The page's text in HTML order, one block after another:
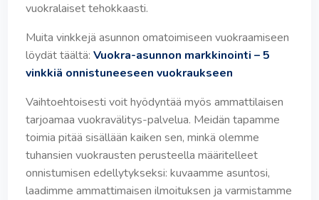
vuokralaiset tehokkaasti.
Muita vinkkejä asunnon omatoimiseen vuokraamiseen
löydät täältä:Vuokra-asunnon markkinointi – 5
vinkkiä onnistuneeseen vuokraukseen
Vaihtoehtoisesti voit hyödyntää myös ammattilaisen
tarjoamaa vuokravälitys-palvelua. Meidän tapamme
toimia pitää sisällään kaiken sen, minkä olemme
tuhansien vuokrausten perusteella määritelleet
onnistumisen edellytykseksi: kuvaamme asuntosi,
laadimme ammattimaisen ilmoituksen ja varmistamme